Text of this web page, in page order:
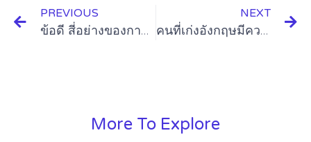
PREVIOUS
ข้อดี สี่อย่างของการเรียนเมืองนอก
NEXT
คนที่เก่งอังกฤษมีความเชื่อแบบไหน (Mindset)
More To Explore